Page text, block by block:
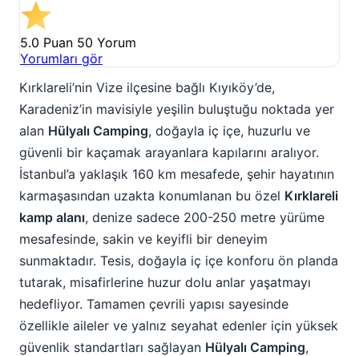
5.0 Puan 50 Yorum
Yorumları gör
Kırklareli’nin Vize ilçesine bağlı Kıyıköy’de,
Karadeniz’in mavisiyle yeşilin buluştuğu noktada yer
alan Hülyalı Camping, doğayla iç içe, huzurlu ve
güvenli bir kaçamak arayanlara kapılarını aralıyor.
İstanbul’a yaklaşık 160 km mesafede, şehir hayatının
karmaşasından uzakta konumlanan bu özel Kırklareli
kamp alanı, denize sadece 200-250 metre yürüme
mesafesinde, sakin ve keyifli bir deneyim
sunmaktadır. Tesis, doğayla iç içe konforu ön planda
tutarak, misafirlerine huzur dolu anlar yaşatmayı
hedefliyor. Tamamen çevrili yapısı sayesinde
özellikle aileler ve yalnız seyahat edenler için yüksek
güvenlik standartları sağlayan Hülyalı Camping,